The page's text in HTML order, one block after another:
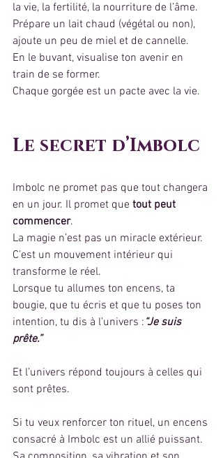
la vie, la fertilité, la nourriture de l’âme.
Prépare un lait chaud (végétal ou non),
ajoute un peu de miel et de cannelle.
En le buvant, visualise ton avenir en
train de se former.
Chaque gorgée est un pacte avec la vie.
Le secret d’Imbolc
Imbolc ne promet pas que tout changera
en un jour. Il promet que tout peut
commencer.
La magie n’est pas un miracle extérieur.
C’est un mouvement intérieur qui
transforme le réel.
Lorsque tu allumes ton encens, ta
bougie, que tu écris et que tu poses ton
intention, tu dis à l’univers : “Je suis
prête.”
Et l’univers répond toujours à celles qui
sont prêtes.
Si tu veux renforcer ton rituel, un encens
consacré à Imbolc est un allié puissant.